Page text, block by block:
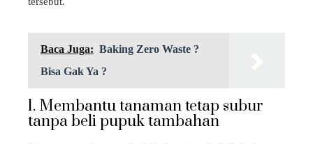
Baca Juga: Baking Zero Waste ?
Bisa Gak Ya ?
1. Membantu tanaman tetap subur
tanpa beli pupuk tambahan